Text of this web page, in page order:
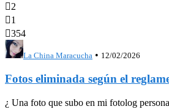
2
1
354
La China Maracucha • 12/02/2026
Fotos eliminada según el
¿ Una foto que subo en mi fotolog